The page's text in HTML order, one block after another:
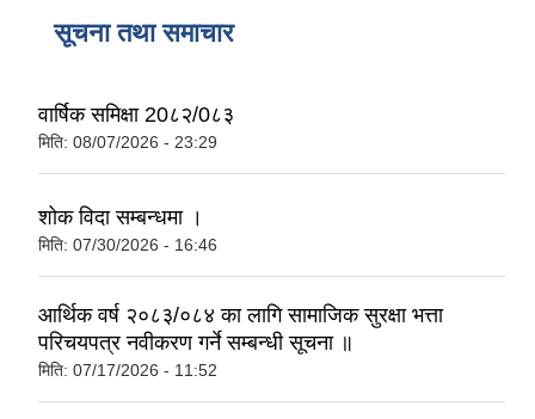
सूचना तथा समाचार
वार्षिक समिक्षा 20८२/0८३
मिति: 08/07/2026 - 23:29
शोक विदा सम्बन्धमा ।
मिति: 07/30/2026 - 16:46
आर्थिक वर्ष २०८३/०८४ का लागि सामाजिक सुरक्षा भत्ता
परिचयपत्र नवीकरण गर्ने सम्बन्धी सूचना ॥
मिति: 07/17/2026 - 11:52